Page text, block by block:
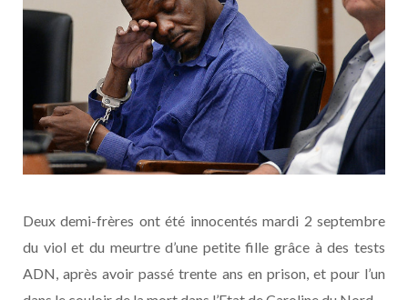
Deux demi-frères ont été innocentés mardi 2 septembre
du viol et du meurtre d’une petite fille grâce à des tests
ADN, après avoir passé trente ans en prison, et pour l’un